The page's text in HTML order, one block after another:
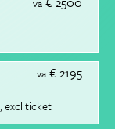
va
va € 2195
excl ticket